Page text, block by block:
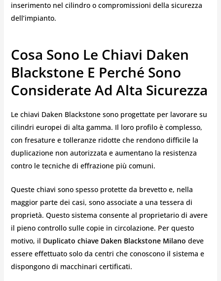
inserimento nel cilindro o compromissioni della sicurezza
dell’impianto.
Cosa Sono Le Chiavi Daken
Blackstone E Perché Sono
Considerate Ad Alta Sicurezza
Le chiavi Daken Blackstone sono progettate per lavorare su
cilindri europei di alta gamma. Il loro profilo è complesso,
con fresature e tolleranze ridotte che rendono difficile la
duplicazione non autorizzata e aumentano la resistenza
contro le tecniche di effrazione più comuni.
Queste chiavi sono spesso protette da brevetto e, nella
maggior parte dei casi, sono associate a una tessera di
proprietà. Questo sistema consente al proprietario di avere
il pieno controllo sulle copie in circolazione. Per questo
motivo, il Duplicato chiave Daken Blackstone Milano deve
essere effettuato solo da centri che conoscono il sistema e
dispongono di macchinari certificati.